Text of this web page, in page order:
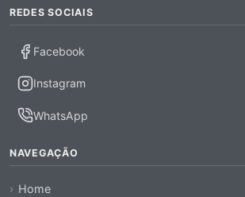
REDES SOCIAIS
Facebook
Instagram
WhatsApp
NAVEGAÇÃO
Home